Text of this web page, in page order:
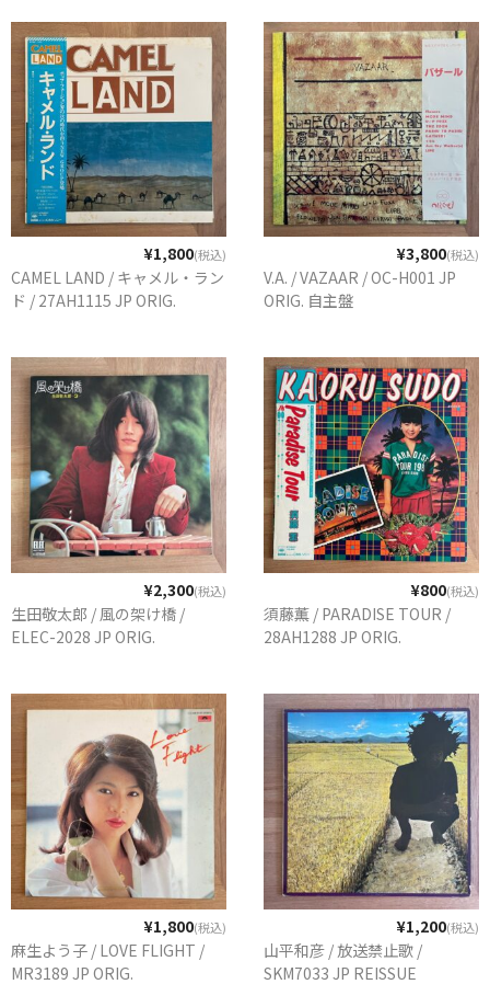
¥1,800(税込)
CAMEL LAND / キャメル・ラン
ド / 27AH1115 JP ORIG.
¥3,800(税込)
V.A. / VAZAAR / OC-H001 JP
ORIG. 自主盤
¥2,300(税込)
生田敬太郎 / 風の架け橋 /
ELEC-2028 JP ORIG.
¥800(税込)
須藤薫 / PARADISE TOUR /
28AH1288 JP ORIG.
¥1,800(税込)
麻生よう子 / LOVE FLIGHT /
MR3189 JP ORIG.
¥1,200(税込)
山平和彦 / 放送禁止歌 /
SKM7033 JP REISSUE